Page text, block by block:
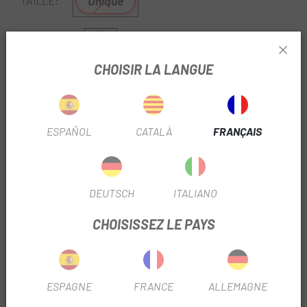
PRÉVENEZ-MOI UNE FOIS DISPONIBLE
Caractéristiques:
· Pour manivelles à cartouche et octalink.
Poignée double composé pour une excellente adhérence.
CHOISIR LA LANGUE
ESPAÑOL CATALÀ FRANÇAIS
DEUTSCH ITALIANO
CHOISISSEZ LE PAYS
ESPAGNE FRANCE ALLEMAGNE